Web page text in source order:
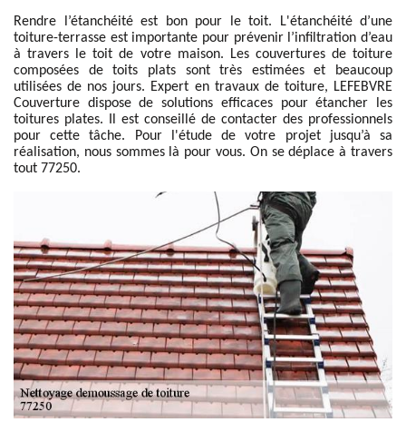
Rendre l’étanchéité est bon pour le toit. L'étanchéité d’une
toiture-terrasse est importante pour prévenir l’infiltration d’eau
à travers le toit de votre maison. Les couvertures de toiture
composées de toits plats sont très estimées et beaucoup
utilisées de nos jours. Expert en travaux de toiture, LEFEBVRE
Couverture dispose de solutions efficaces pour étancher les
toitures plates. Il est conseillé de contacter des professionnels
pour cette tâche. Pour l'étude de votre projet jusqu’à sa
réalisation, nous sommes là pour vous. On se déplace à travers
tout 77250.